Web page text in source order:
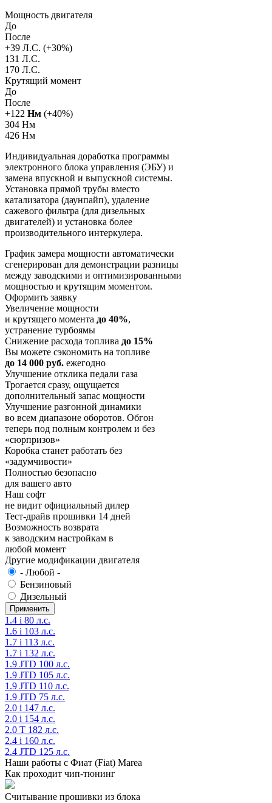
Мощность двигателя
До
После
+39 Л.С. (+30%)
131 Л.С.
170 Л.С.
Крутящий момент
До
После
+122 Нм (+40%)
304 Нм
426 Нм
Индивидуальная доработка программы
электронного блока управления (ЭБУ) и
замена впускной и выпускной системы.
Установка прямой трубы вместо
катализатора (даунпайп), удаление
сажевого фильтра (для дизельных
двигателей) и установка более
производительного интеркулера.
График замера мощности автоматически
сгенерирован для демонстрации разницы
между заводскими и оптимизированными
мощностью и крутящим моментом.
Оформить заявку
Увеличение мощности
и крутящего момента до 40%,
устранение турбоямы
Снижение расхода топлива до 15%
Вы можете сэкономить на топливе
до 14 000 руб. ежегодно
Улучшение отклика педали газа
Трогается сразу, ощущается
дополнительный запас мощности
Улучшение разгонной динамики
во всем диапазоне оборотов. Обгон
теперь под полным контролем и без
«сюрпризов»
Коробка станет работать без
«задумчивости»
Полностью безопасно
для вашего авто
Наш софт
не видит официальный дилер
Тест-драйв прошивки 14 дней
Возможность возврата
к заводским настройкам в
любой момент
Другие модификации двигателя
- Любой -
Бензиновый
Дизельный
1.4 i 80 л.с.
1.6 i 103 л.с.
1.7 i 113 л.с.
1.7 i 132 л.с.
1.9 JTD 100 л.с.
1.9 JTD 105 л.с.
1.9 JTD 110 л.с.
1.9 JTD 75 л.с.
2.0 i 147 л.с.
2.0 i 154 л.с.
2.0 T 182 л.с.
2.4 i 160 л.с.
2.4 JTD 125 л.с.
Наши работы с Фиат (Fiat) Marea
Как проходит чип-тюнинг
Считывание прошивки из блока